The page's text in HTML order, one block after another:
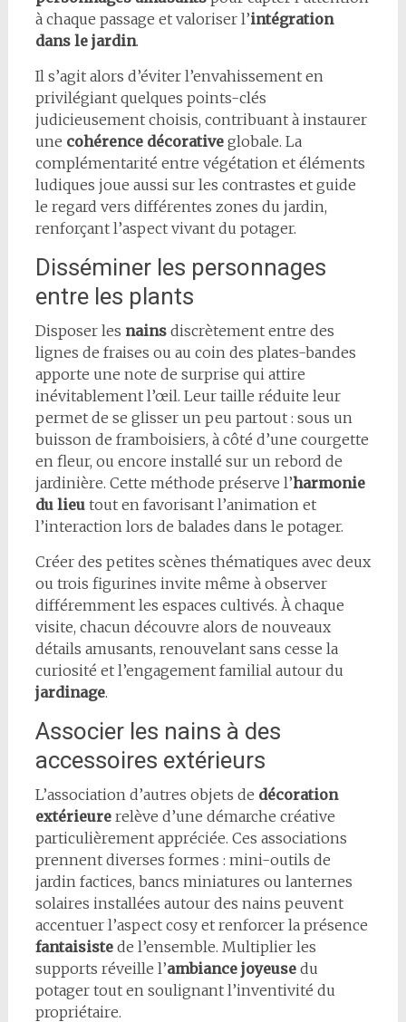
à chaque passage et valoriser l’intégration
dans le jardin.
Il s’agit alors d’éviter l’envahissement en
privilégiant quelques points-clés
judicieusement choisis, contribuant à instaurer
une cohérence décorativeglobale. La
complémentarité entre végétation et éléments
ludiques joue aussi sur les contrastes et guide
le regard vers différentes zones du jardin,
renforçant l’aspect vivant du potager.
Disséminer les personnages
entre les plants
Disposer les nainsdiscrètement entre des
lignes de fraises ou au coin des plates-bandes
apporte une note de surprise qui attire
inévitablement l’œil. Leur taille réduite leur
permet de se glisser un peu partout : sous un
buisson de framboisiers, à côté d’une courgette
en fleur, ou encore installé sur un rebord de
jardinière. Cette méthode préserve l’harmonie
du lieutout en favorisant l’animation et
l’interaction lors de balades dans le potager.
Créer des petites scènes thématiques avec deux
ou trois figurines invite même à observer
différemment les espaces cultivés. À chaque
visite, chacun découvre alors de nouveaux
détails amusants, renouvelant sans cesse la
curiosité et l’engagement familial autour du
jardinage.
Associer les nains à des
accessoires extérieurs
L’association d’autres objets de décoration
extérieurerelève d’une démarche créative
particulièrement appréciée. Ces associations
prennent diverses formes : mini-outils de
jardin factices, bancs miniatures ou lanternes
solaires installées autour des nains peuvent
accentuer l’aspect cosy et renforcer la présence
fantaisistede l’ensemble. Multiplier les
supports réveille l’ambiance joyeusedu
potager tout en soulignant l’inventivité du
propriétaire.